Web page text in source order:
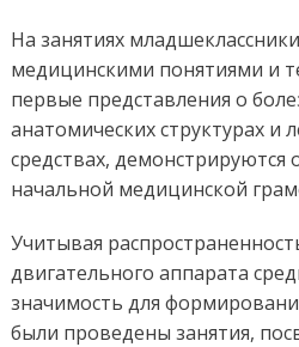
На занятиях
медицинскими понятиями и
первые представления о
анатомических структурах и
средствах, демонстрируются
начальной медицинской
Учитывая
двигательного аппарата
значимость для
были проведены занятия,